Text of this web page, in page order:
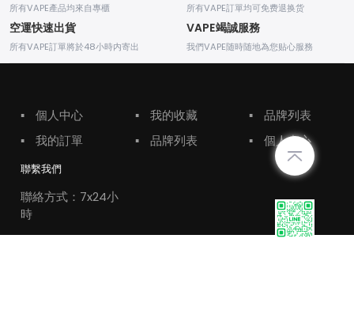
所有VAPE產品均來自專櫃 所有VAPE訂單均可免费退换货
空運快速出貨
所有VAPE訂單將於48小時内寄出
VAPE竭誠服務
我們VAPE随時随地為您贴心服務
▪
個人中心
▪
我的訂單
▪
我的收藏
▪
品牌列表
▪
品牌列表
▪
個人中心
聯繫我們
聯絡方式：7x24小
時